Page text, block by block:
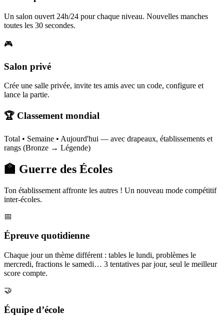
Un salon ouvert 24h/24 pour chaque niveau. Nouvelles manches
toutes les 30 secondes.
🎮
Salon privé
Crée une salle privée, invite tes amis avec un code, configure et
lance la partie.
🏆 Classement mondial
Total • Semaine • Aujourd'hui — avec drapeaux, établissements et
rangs (Bronze → Légende)
🏫 Guerre des Écoles
Ton établissement affronte les autres ! Un nouveau mode compétitif
inter-écoles.
📅
Épreuve quotidienne
Chaque jour un thème différent : tables le lundi, problèmes le
mercredi, fractions le samedi… 3 tentatives par jour, seul le meilleur
score compte.
🤝
Équipe d’école